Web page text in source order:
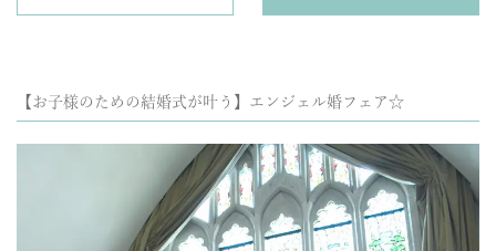
【お子様のための結婚式が叶う】エンジェル婚フェア☆